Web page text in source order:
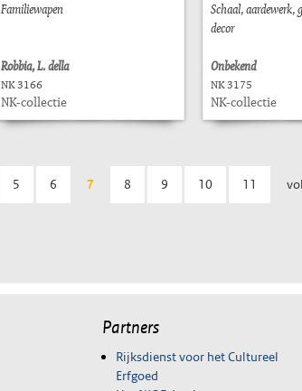
Familiewapen
Robbia, L. della
NK 3166
NK-collectie
Schaal,
decor
Onbekend
NK 3175
NK-collectie
5 6 7 8 9 10 11
Partners
Rijksdienst voor het Cultureel
Erfgoed